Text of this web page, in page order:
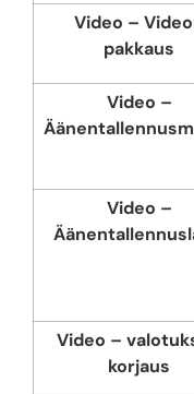
Video –
pakkaus
Video –
Video –
Video –
korjaus